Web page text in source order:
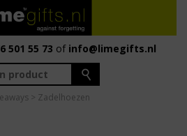
501 55 73 of info@limegifts.nl
> Zadelhoezen